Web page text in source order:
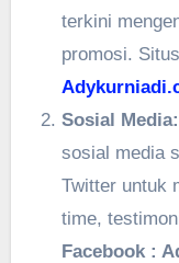
terkini
promosi.
Sosial Media:
sosial media
Twitter untuk
time,
Facebook :